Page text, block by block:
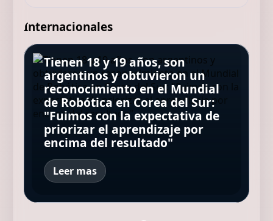
Internacionales
Una colilla provocó el incendio
que dejó 168 muertos en Hong
Kong: qué determinó la
investigación
Atropelló, hirió a tres personas
y huyó: lo encontraron
"acurrucado" bajo la cama
Demis Hassabis, jefe de IA de
Google: "Nadie en el mundo
sabe con certeza qué va a
pasar de aquí en adelante, y
hasta los expertos no están de
acuerdo"
Tienen 18 y 19 años, son
argentinos y obtuvieron un
reconocimiento en el Mundial
de Robótica en Corea del Sur:
"Fuimos con la expectativa de
priorizar el aprendizaje por
encima del resultado"
Leer mas
Creció en un palacio, escribió
cinco novelas y murió sin
publicar ninguna: décadas
después, su nieto hizo que el
mundo la leyera